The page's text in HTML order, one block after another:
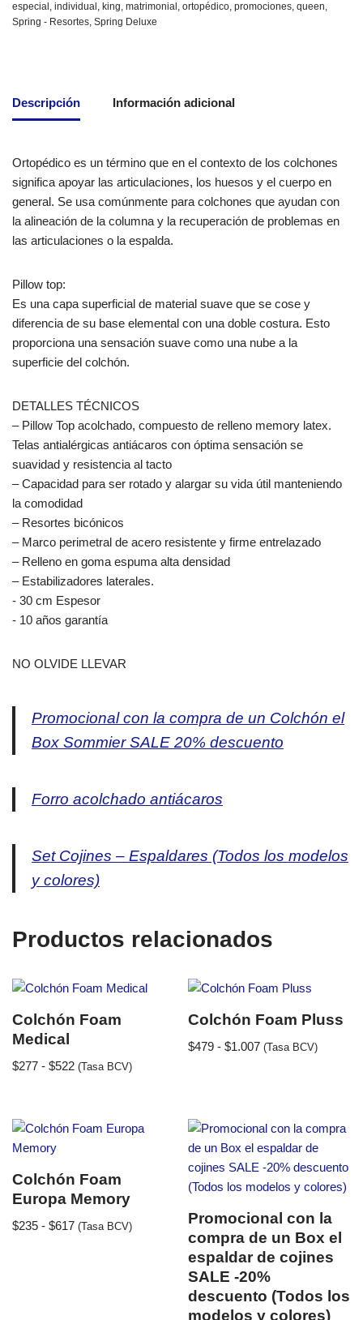
especial , individual , king, matrimonial , ortopédico, promociones, queen,
Spring - Resortes, Spring Deluxe
Descripción Información adicional
Ortopédico es un término que en el contexto de los colchones
significa apoyar las articulaciones, los huesos y el cuerpo en
general. Se usa comúnmente para colchones que ayudan con
la alineación de la columna y la recuperación de problemas en
las articulaciones o la espalda.
Pillow top:
Es una capa superficial de material suave que se cose y
diferencia de su base elemental con una doble costura. Esto
proporciona una sensación suave como una nube a la
superficie del colchón.
DETALLES TÉCNICOS
– Pillow Top acolchado, compuesto de relleno memory latex.
Telas antialérgicas antiácaros con óptima sensación se
suavidad y resistencia al tacto
– Capacidad para ser rotado y alargar su vida útil manteniendo
la comodidad
– Resortes bicónicos
– Marco perimetral de acero resistente y firme entrelazado
– Relleno en goma espuma alta densidad
– Estabilizadores laterales.
‐ 30 cm Espesor
‐ 10 años garantía
NO OLVIDE LLEVAR
Promocional con la compra de un Colchón el
Box Sommier SALE 20% descuento
Forro acolchado antiácaros
Set Cojines – Espaldares (Todos los modelos
y colores)
Productos relacionados
Colchón Foam
Medical
$277 - $522 (Tasa BCV)
Colchón Foam Pluss
$479 - $1.007 (Tasa BCV)
Colchón Foam
Europa Memory
$235 - $617 (Tasa BCV)
Promocional con la
compra de un Box el
espaldar de cojines
SALE -20%
descuento (Todos los
modelos y colores)